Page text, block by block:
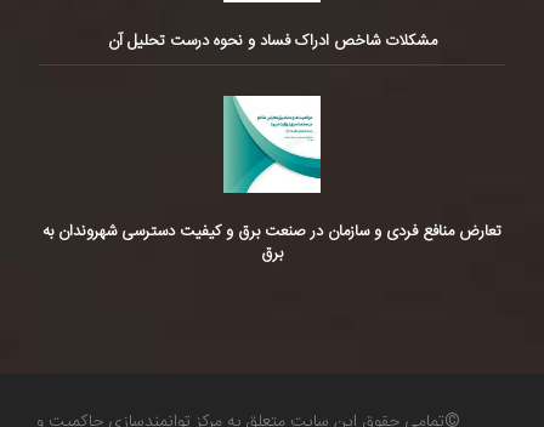
مشکلات شاخص ادراک فساد و نحوه درست تحلیل آن
تعارض منافع فردی و سازمان در صنعت برق و کیفیت دسترسی شهروندان به
برق